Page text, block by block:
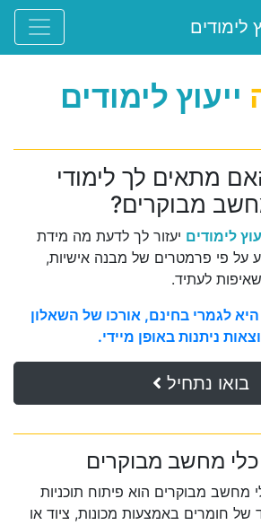
לימודים
ייעוץ לימודים
מתאים לך לימודי
מבוקרים?
לימודים יעזור לך לדעת מה מידת
פי פרמטרים של מבנה אישיות,
לעתיד.
לגמרי בחינם, אורכו של השאלון
ניתנות באופן מיידי.
בואו נתחיל
מחשב מבוקרים
מחשב מבוקרים הוא פיתוח תוכניות
של חומרים באמצעות מכונות, ציוד או